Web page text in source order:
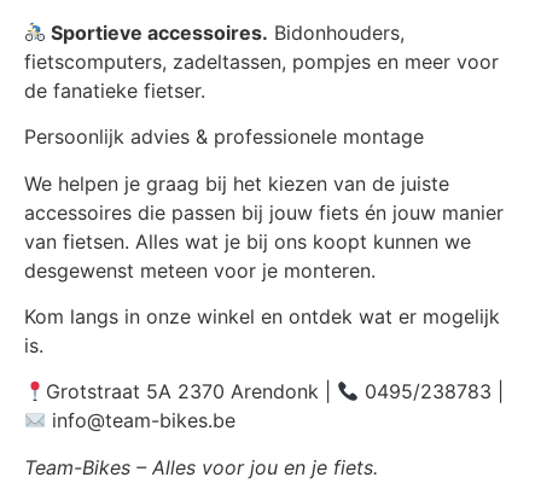
Sportieve accessoires. Bidonhouders,
fietscomputers, zadeltassen, pompjes en meer voor
de fanatieke fietser.
Persoonlijk advies & professionele montage
We helpen je graag bij het kiezen van de juiste
accessoires die passen bij jouw fiets én jouw manier
van fietsen. Alles wat je bij ons koopt kunnen we
desgewenst meteen voor je monteren.
Kom langs in onze winkel en ontdek wat er mogelijk
is.
Grotstraat 5A 2370 Arendonk |
0495/238783 |
info@team-bikes.be
Team-Bikes – Alles voor jou en je fiets.